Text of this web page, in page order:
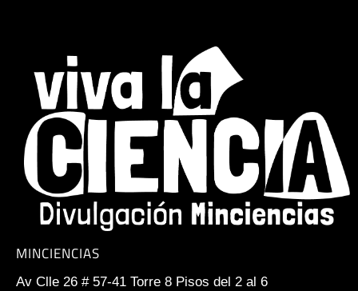
MINCIENCIAS
Av Clle 26 # 57-41 Torre 8 Pisos del 2 al 6